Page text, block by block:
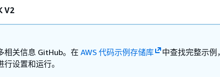
V2
相关信息 GitHub。在 AWS 代码示例存储库
中查找完整示例
行设置和运行。